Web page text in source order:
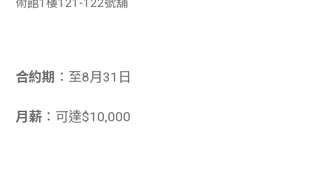
術館1樓121-122號舖
合約期 ：至8月31日
月薪 ：可達$10,000